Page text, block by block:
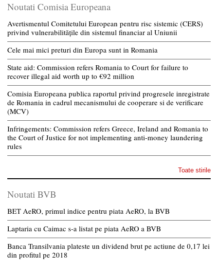
Noutati Comisia Europeana
Avertismentul Comitetului European pentru risc sistemic (CERS)
privind vulnerabilitățile din sistemul financiar al Uniunii
Cele mai mici preturi din Europa sunt in Romania
State aid: Commission refers Romania to Court for failure to
recover illegal aid worth up to €92 million
Comisia Europeana publica raportul privind progresele inregistrate
de Romania in cadrul mecanismului de cooperare si de verificare
(MCV)
Infringements: Commission refers Greece, Ireland and Romania to
the Court of Justice for not implementing anti-money laundering
rules
Toate stirile
Noutati BVB
BET AeRO, primul indice pentru piata AeRO, la BVB
Laptaria cu Caimac s-a listat pe piata AeRO a BVB
Banca Transilvania plateste un dividend brut pe actiune de 0,17 lei
din profitul pe 2018